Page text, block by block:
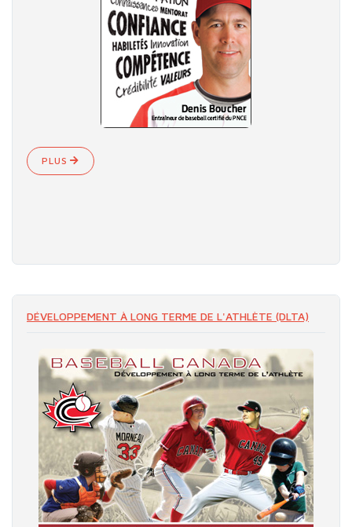
PLUS
DÉVELOPPEMENT À LONG TERME DE L'ATHLÈTE (DLTA)